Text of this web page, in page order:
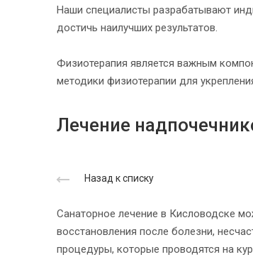
Наши специалисты разрабатывают
достичь наилучших результатов.
Физиотерапия является важным
методики физиотерапии для
Лечение
Назад к списку
Санаторное лечение в Кисловодске
восстановления после болезни,
процедуры, которые проводятся на